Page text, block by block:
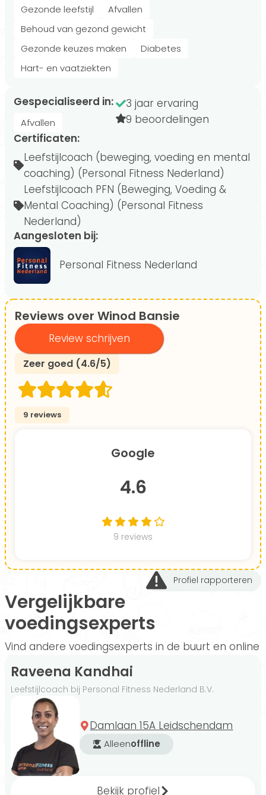
Gezonde leefstijl
Afvallen
Behoud van gezond gewicht
Gezonde keuzes maken
Diabetes
Hart- en vaatziekten
Gespecialiseerd in:
Afvallen
3 jaar ervaring
9 beoordelingen
Certificaten:
Leefstijlcoach (beweging, voeding en mental
coaching) (Personal Fitness Nederland)
Leefstijlcoach PFN (Beweging, Voeding &
Mental Coaching) (Personal Fitness
Nederland)
Aangesloten bij:
Personal Fitness Nederland
Reviews over Winod Bansie
Review schrijven
Zeer goed (4.6/5)
9 reviews
Google
4.6
9 reviews
Profiel rapporteren
Vergelijkbare
voedingsexperts
Vind andere voedingsexperts in de buurt en online
Raveena Kandhai
Leefstijlcoach bij Personal Fitness Nederland B.V.
Damlaan 15A Leidschendam
Alleenoffline
Bekijk profiel